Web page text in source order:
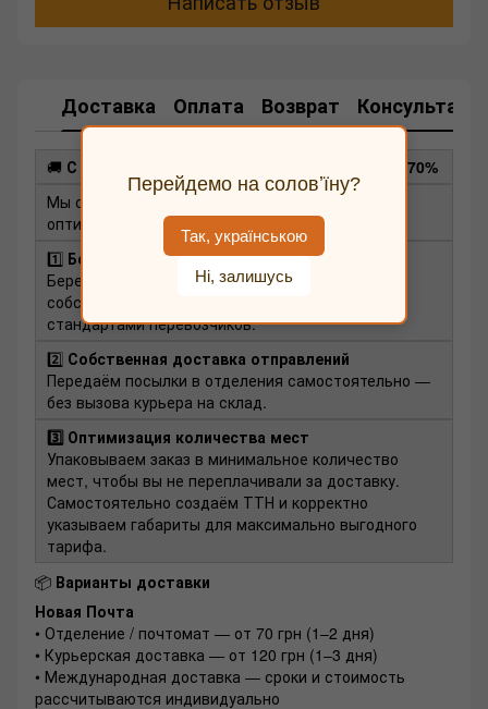
Доставка Оплата Возврат
🚚 С нами доставка выгоднее — экономия до 70%
Мы снижаем стоимость доставки благодаря
оптимизации логистики:
1️⃣ Бесплатная упаковка
Бережно и надёжно упаковываем заказы в
собственные коробки в соответствии со
стандартами перевозчиков.
2️⃣ Собственная доставка отправлений
Передаём посылки в отделения самостоятельно —
без вызова курьера на склад.
3️⃣ Оптимизация количества мест
Упаковываем заказ в минимальное количество
мест, чтобы вы не переплачивали за доставку.
Самостоятельно создаём ТТН и корректно
указываем габариты для максимально выгодного
тарифа.
📦 Варианты доставки
Новая Почта
• Отделение / почтомат — от 70 грн (1–2 дня)
• Курьерская доставка — от 120 грн (1–3 дня)
• Международная доставка — сроки и стоимость
рассчитываются индивидуально
Перейдемо на соловʼїну?
Так, українською
Ні, залишусь